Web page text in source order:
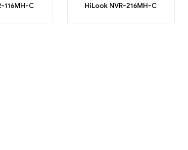
116MH-C
HiLook NVR-216MH-C